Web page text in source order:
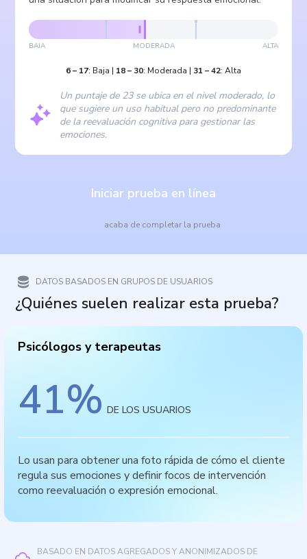
BAJA MODERADA ALTA
6– 17: Baja | 18– 30: Moderada | 31 –42: Alta
Un puntaje de 23 se ubica en el nivel moderado, lo
que sugiere un uso habitual pero no predominante
de la reevaluación cognitiva para gestionar las
emociones.
Iniciar prueba en línea
acaba de completar la prueba
DATOS BASADOS EN GRUPOS DE USUARIOS
¿Quiénes suelen realizar esta prueba?
Psicólogos y terapeutas
41% DE LOS USUARIOS
Lo usan para obtener una foto rápida de cómo el cliente
regula sus emociones y definir focos de intervención
como reevaluación o expresión emocional.
BASADO EN DATOS AGREGADOS Y ANONIMIZADOS DE